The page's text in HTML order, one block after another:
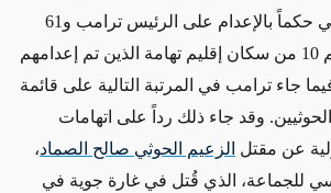
أصدرت ميليشيا الحوثي حكماً بالإعدام على الرئيس ترامب و61
متهماً آخرين، من بينهم 10 من سكان إقليم تهامة الذين تم إعدامهم
جاء ترامب في المرتبة التالية على قائمة
وقد جاء ذلك رداً على اتهامات
عن مقتل الزعيم الحوثي صالح الصماد،
للجماعة، الذي قُتل في غارة جوية في